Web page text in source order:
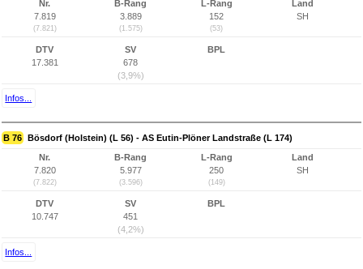
Nr.
7.819
(7.821)
B-Rang
3.889
(1.575)
L-Rang
152
(53)
Land
SH
DTV
17.381
SV
678
(3,9%)
BPL
Infos...
B 76 Bösdorf (Holstein) (L 56) - AS Eutin-Plöner Landstraße (L 174)
Nr.
7.820
(7.822)
B-Rang
5.977
(3.596)
L-Rang
250
(149)
Land
SH
DTV
10.747
SV
451
(4,2%)
BPL
Infos...